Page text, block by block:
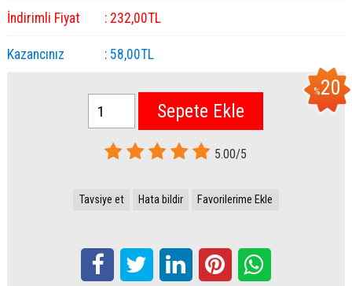
İndirimli Fiyat : 232,00TL
Kazancınız : 58,00TL
%20
Sepete Ekle
5.00/5
Tavsiye et Hata bildir Favorilerime Ekle